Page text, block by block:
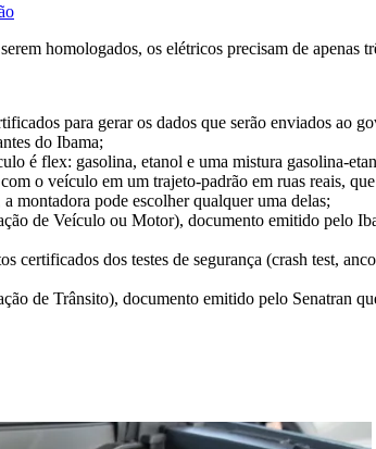
homologados, os elétricos precisam de apenas
para gerar os dados que serão enviados ao
do Ibama;
é flex: gasolina, etanol e uma mistura gasolina-
o veículo em um trajeto-padrão em ruas reais,
montadora pode escolher qualquer uma delas;
de Veículo ou Motor), documento emitido pelo
dos testes de segurança (crash test,
de Trânsito), documento emitido pelo Senatran